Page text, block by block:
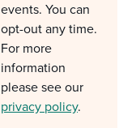
events. You can
opt-out any time.
For more
information
please see our
privacy policy.